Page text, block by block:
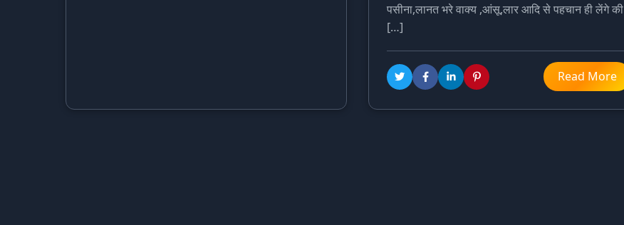
पसीना,लानत भरे वाक्य ,आंसू,लार आदि से पहचान ही लेंगे की
[…]
Read More